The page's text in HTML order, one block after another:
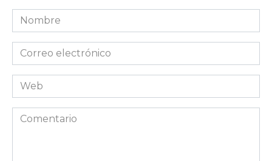
Nombre
Correo
electrónico
Web
Comentario